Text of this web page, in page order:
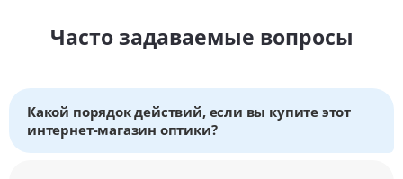
Часто задаваемые вопросы
Какой порядок действий, если вы купите этот
интернет-магазин оптики?